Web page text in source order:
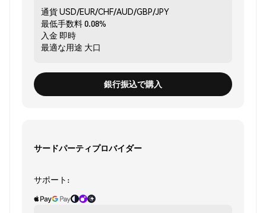
通貨USD/EUR/CHF/AUD/GBP/JPY
最低手数料0.08%
入金 即時
最適な用途 大口
銀行振込で購入
サードパーティプロバイダー
サポート: